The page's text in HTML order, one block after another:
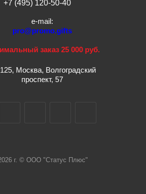
+7 (495) 120-50-40
e-mail:
pro@promo.gifts
заказ 25 000 руб.
Москва, Волгоградский
проспект, 57
г. © ООО "Статус Плюс"